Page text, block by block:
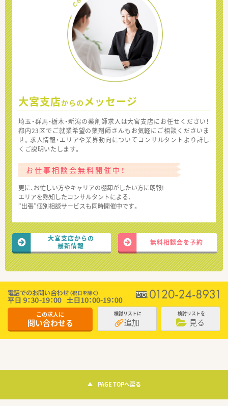
大宮支店からの メッセージ
埼玉・群馬・栃木・新潟の薬剤師求人は大宮支店にお任せください！
都内23区でご就業希望の薬剤師さんもお気軽にご相談くださいま
せ。求人情報・エリアや業界動向についてコンサルタントより詳し
くご説明いたします。
お仕事相談会無料開催中！
更に、お忙しい方やキャリアの棚卸がしたい方に朗報!
エリアを熟知したコンサルタントによる、
“出張”個別相談サービスも同時開催中です。
大宮支店からの
最新情報
無料相談会を予約
この求人に
問い合わせる
検討リストに
追加
検討リストを
見る
PAGE TOPへ戻る